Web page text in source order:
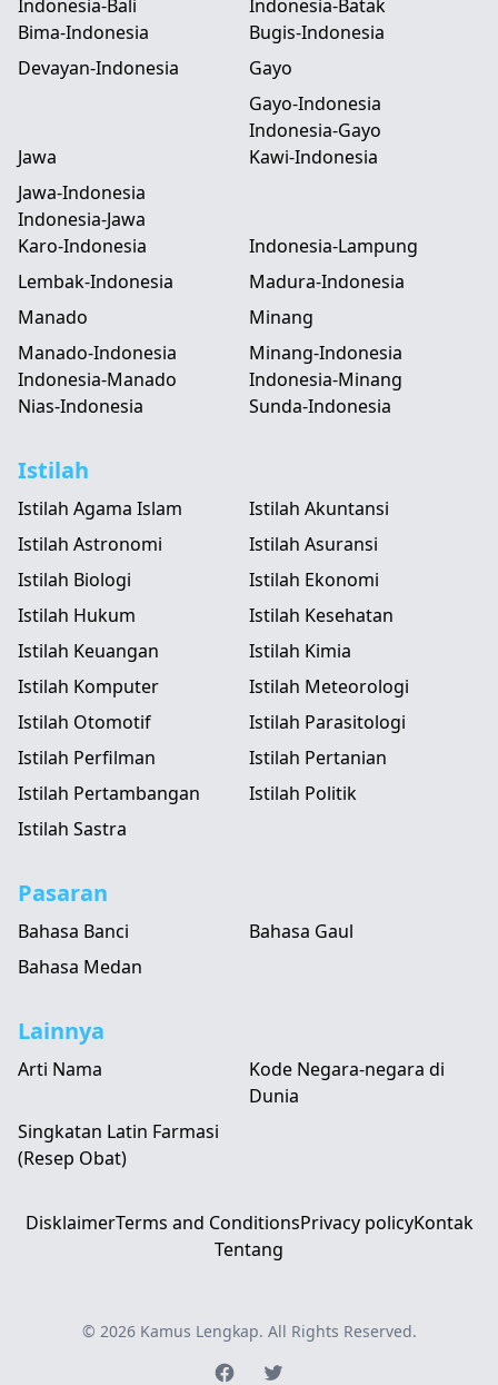
Indonesia-Bali
Indonesia-Batak
Bima-Indonesia
Bugis-Indonesia
Devayan-Indonesia
Gayo
Gayo-Indonesia
Indonesia-Gayo
Jawa
Jawa-Indonesia
Indonesia-Jawa
Kawi-Indonesia
Karo-Indonesia
Indonesia-Lampung
Lembak-Indonesia
Madura-Indonesia
Manado
Manado-Indonesia
Indonesia-Manado
Minang
Minang-Indonesia
Indonesia-Minang
Nias-Indonesia
Sunda-Indonesia
Istilah
Istilah Agama Islam
Istilah Akuntansi
Istilah Astronomi
Istilah Asuransi
Istilah Biologi
Istilah Ekonomi
Istilah Hukum
Istilah Kesehatan
Istilah Keuangan
Istilah Kimia
Istilah Komputer
Istilah Meteorologi
Istilah Otomotif
Istilah Parasitologi
Istilah Perfilman
Istilah Pertanian
Istilah Pertambangan
Istilah Politik
Istilah Sastra
Pasaran
Bahasa Banci
Bahasa Gaul
Bahasa Medan
Lainnya
Arti Nama
Kode Negara-negara di
Dunia
Singkatan Latin Farmasi
(Resep Obat)
DisklaimerTerms and ConditionsPrivacy policyKontak
Tentang
© 2026 Kamus Lengkap. All Rights Reserved.